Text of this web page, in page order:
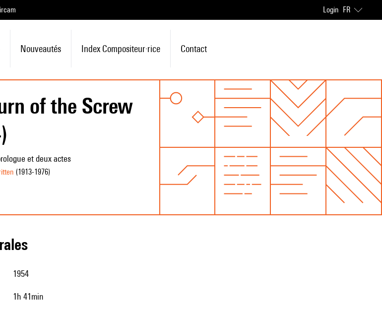
Login FR
Nouveautés Index Compositeur·rice Contact
of the Screw
et deux actes
(1913-1976)
1954
1h 41min